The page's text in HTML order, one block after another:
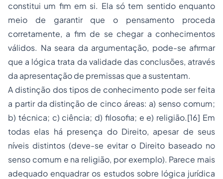
constitui um fim em si. Ela só tem sentido enquanto
meio de garantir que o pensamento proceda
corretamente, a fim de se chegar a conhecimentos
válidos. Na seara da argumentação, pode-se afirmar
que a lógica trata da validade das conclusões, através
da apresentação de premissas que a sustentam.
A distinção dos tipos de conhecimento pode ser feita
a partir da distinção de cinco áreas: a) senso comum;
b) técnica; c) ciência; d) filosofia; e e) religião.[16] Em
todas elas há presença do Direito, apesar de seus
níveis distintos (deve-se evitar o Direito baseado no
senso comum e na religião, por exemplo). Parece mais
adequado enquadrar os estudos sobre lógica jurídica